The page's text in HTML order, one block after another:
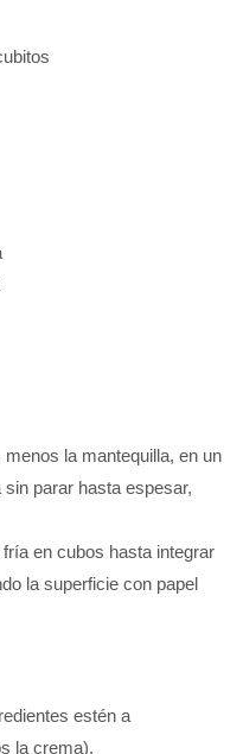
la mantequilla, en un
parar hasta espesar,
en cubos hasta integrar
la superficie con papel
estén a
la crema).